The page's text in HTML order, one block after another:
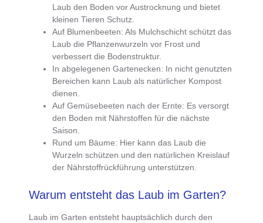
Laub den Boden vor Austrocknung und bietet
kleinen Tieren Schutz.
Auf Blumenbeeten: Als Mulchschicht schützt das
Laub die Pflanzenwurzeln vor Frost und
verbessert die Bodenstruktur.
In abgelegenen Gartenecken: In nicht genutzten
Bereichen kann Laub als natürlicher Kompost
dienen.
Auf Gemüsebeeten nach der Ernte: Es versorgt
den Boden mit Nährstoffen für die nächste
Saison.
Rund um Bäume: Hier kann das Laub die
Wurzeln schützen und den natürlichen Kreislauf
der Nährstoffrückführung unterstützen.
Warum entsteht das Laub im Garten?
Laub im Garten entsteht hauptsächlich durch den